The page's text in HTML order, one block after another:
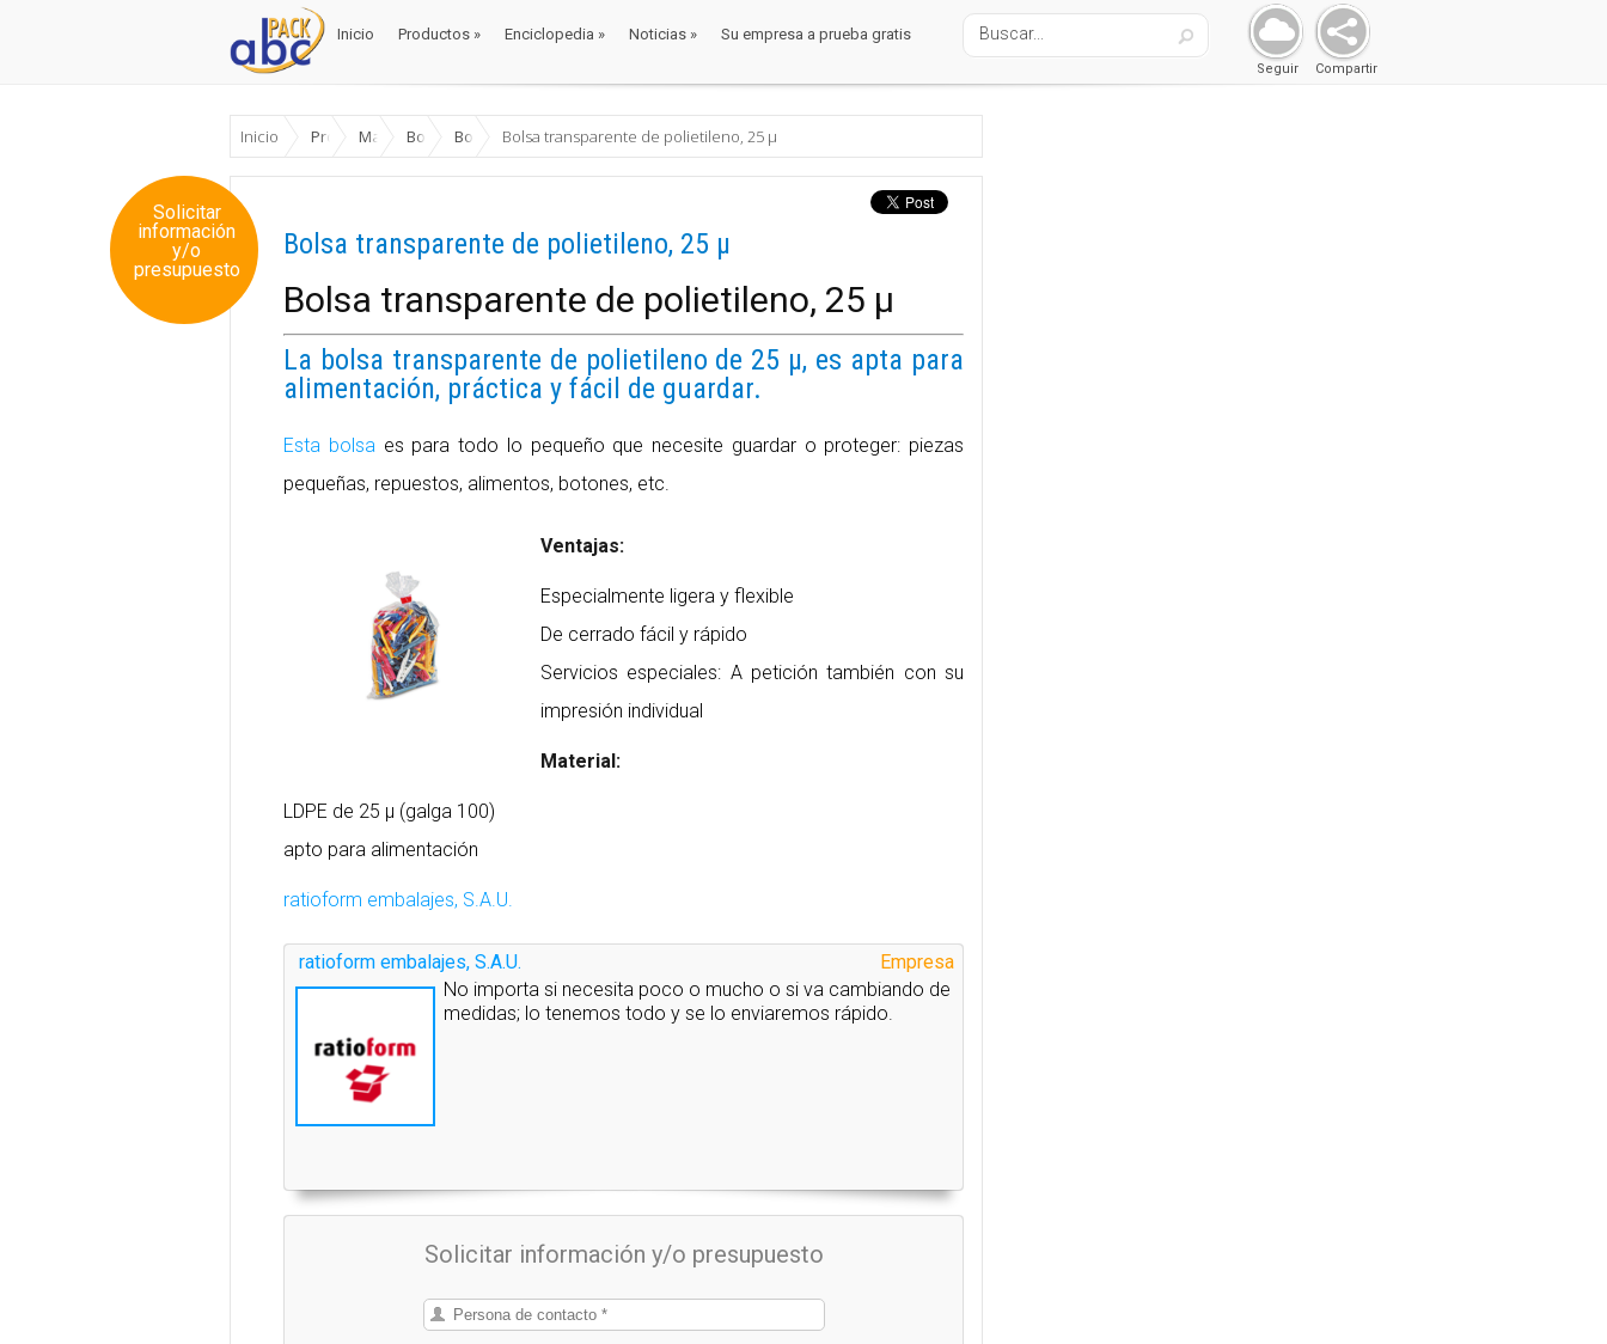
Inicio Productos » Enciclopedia » Noticias » Su empresa a prueba gratis
Compartir
Seguir
Inicio ProductosMateriales Envase y Embalaje
Bolsas y sobres
Bolsas de Plástico
Bolsa transparente de polietileno, 25 µ
Solicitar
información
y/o
presupuesto
Bolsa transparente de polietileno, 25 µ
Bolsa transparente de polietileno, 25 µ
La bolsa transparente de polietileno de 25 µ, es apta para
alimentación, práctica y fácil de guardar.
Esta bolsaes para todo lo pequeño que necesite guardar o proteger: piezas
pequeñas, repuestos, alimentos, botones, etc.
Ventajas:
Especialmente ligera y flexible
De cerrado fácil y rápido
Servicios especiales: A petición también con su
impresión individual
Material:
LDPE de 25 µ (galga 100)
apto para alimentación
ratioform embalajes, S.A.U.
Empresa
ratioform embalajes, S.A.U.
No importa si necesita poco o mucho o si va cambiando de
medidas; lo tenemos todo y se lo enviaremos rápido.
Solicitar información y/o presupuesto